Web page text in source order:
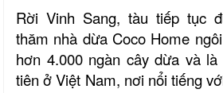
Rời Vinh Sang, tàu tiếp tục
thăm nhà dừa Coco Home
hơn 4.000 ngàn cây dừa và
tiên ở Việt Nam, nơi nổi tiếng